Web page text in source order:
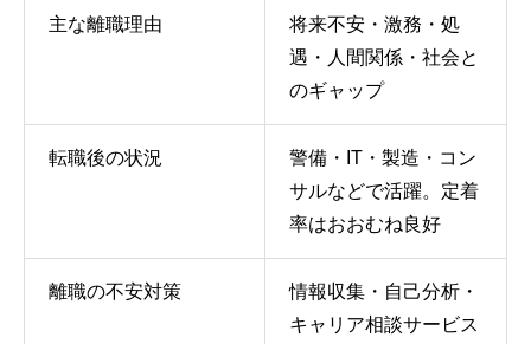
主な離職理由
将来不安・激務・処
遇・人間関係・社会と
のギャップ
転職後の状況
警備・IT・製造・コン
サルなどで活躍。定着
率はおおむね良好
離職の不安対策
情報収集・自己分析・
キャリア相談サービス